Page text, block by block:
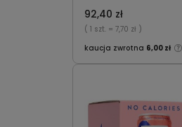
92,40 zł
( 1 szt. = 7,70 zł )
kaucja zwrotna 6,00 zł